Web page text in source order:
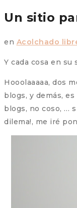
Un sitio
en Acolchado
Y cada cosa en su
Hooolaaaaa, dos
blogs, y demás,
blogs, no coso, …
dilema!, me iré